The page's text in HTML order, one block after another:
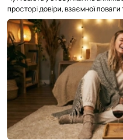
просторі довіри, взаємної поваги